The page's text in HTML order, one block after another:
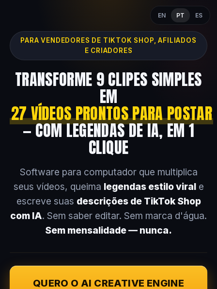
EN PT ES
PARA VENDEDORES DE TIKTOK SHOP, AFILIADOS
E CRIADORES
TRANSFORME 9 CLIPES SIMPLES
EM
27 VÍDEOS PRONTOS PARA POSTAR
— COM LEGENDAS DE IA, EM 1
CLIQUE
Software para computador que multiplica
seus vídeos, queima legendas estilo virale
escreve suas descrições de TikTok Shop
com IA. Sem saber editar. Sem marca d'água.
Sem mensalidade — nunca.
QUERO O AI CREATIVE ENGINE